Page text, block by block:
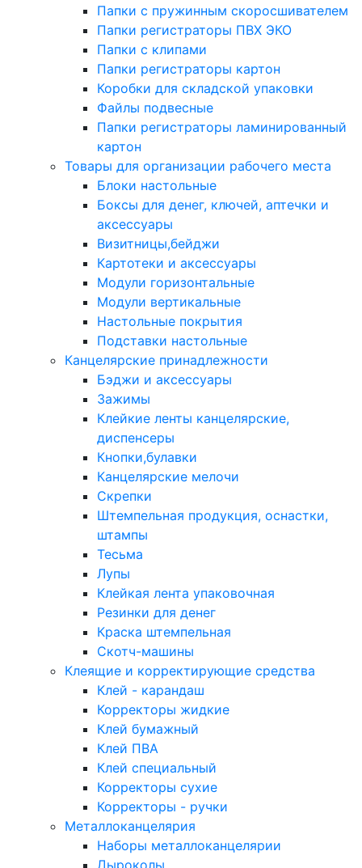
Папки с пружинным скоросшивателем
Папки регистраторы ПВХ ЭКО
Папки с клипами
Папки регистраторы картон
Коробки для складской упаковки
Файлы подвесные
Папки регистраторы ламинированный
картон
Товары для организации рабочего места
Блоки настольные
Боксы для денег, ключей, аптечки и
аксессуары
Визитницы,бейджи
Картотеки и аксессуары
Модули горизонтальные
Модули вертикальные
Настольные покрытия
Подставки настольные
Канцелярские принадлежности
Бэджи и аксессуары
Зажимы
Клейкие ленты канцелярские,
диспенсеры
Кнопки,булавки
Канцелярские мелочи
Скрепки
Штемпельная продукция, оснастки,
штампы
Тесьма
Лупы
Клейкая лента упаковочная
Резинки для денег
Краска штемпельная
Скотч-машины
Клеящие и корректирующие средства
Клей - карандаш
Корректоры жидкие
Клей бумажный
Клей ПВА
Клей специальный
Корректоры сухие
Корректоры - ручки
Металлоканцелярия
Наборы металлоканцелярии
Дыроколы